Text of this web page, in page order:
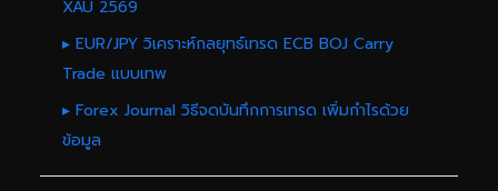
XAU 2569
▸ EUR/JPY วิเคราะห์กลยุทธ์เทรด ECB BOJ Carry
Trade แบบเทพ
▸ Forex Journal วิธีจดบันทึกการเทรด เพิ่มกำไรด้วย
ข้อมูล